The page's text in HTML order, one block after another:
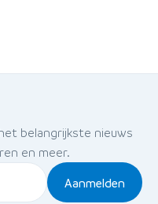
belangrijkste nieuws
en meer.
Aanmelden